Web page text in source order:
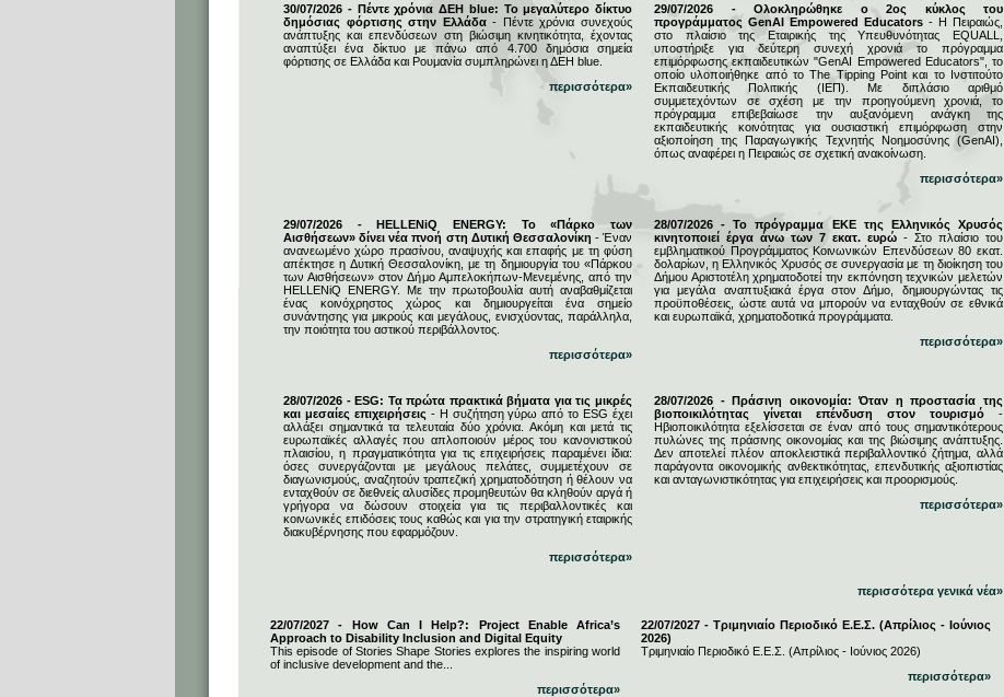
30/07/2026 - Πέντε χρόνια ΔΕΗ blue: Το μεγαλύτερο δίκτυο
δημόσιας φόρτισης στην Ελλάδα- Πέντε χρόνια συνεχούς
ανάπτυξης και επενδύσεων στη βιώσιμη κινητικότητα, έχοντας
αναπτύξει ένα δίκτυο με πάνω από 4.700 δημόσια σημεία
φόρτισης σε Ελλάδα και Ρουμανία συμπληρώνει η ΔΕΗ blue.
περισσότερα»
29/07/2026 - Ολοκληρώθηκε ο 2ος κύκλος του
προγράμματος GenAI Empowered Educators - Η Πειραιώς,
στο πλαίσιο της Εταιρικής της Υπευθυνότητας EQUALL,
υποστήριξε για δεύτερη συνεχή χρονιά το πρόγραμμα
επιμόρφωσης εκπαιδευτικών "GenAI Empowered Educators", το
οποίο υλοποιήθηκε από το The Tipping Point και το Ινστιτούτο
Εκπαιδευτικής Πολιτικής (ΙΕΠ). Με διπλάσιο αριθμό
συμμετεχόντων σε σχέση με την προηγούμενη χρονιά, το
πρόγραμμα επιβεβαίωσε την αυξανόμενη ανάγκη της
εκπαιδευτικής κοινότητας για ουσιαστική επιμόρφωση στην
αξιοποίηση της Παραγωγικής Τεχνητής Νοημοσύνης (GenAI),
όπως αναφέρει η Πειραιώς σε σχετική ανακοίνωση.
περισσότερα»
29/07/2026 - HELLENiQ ENERGY: Το «Πάρκο των
Αισθήσεων» δίνει νέα πνοή στη Δυτική Θεσσαλονίκη - Έναν
ανανεωμένο χώρο πρασίνου, αναψυχής και επαφής με τη φύση
απέκτησε η Δυτική Θεσσαλονίκη, με τη δημιουργία του «Πάρκου
των Αισθήσεων» στον Δήμο Αμπελοκήπων-Μενεμένης, από την
HELLENiQ ENERGY. Με την πρωτοβουλία αυτή αναβαθμίζεται
ένας κοινόχρηστος χώρος και δημιουργείται ένα σημείο
συνάντησης για μικρούς και μεγάλους, ενισχύοντας, παράλληλα,
την ποιότητα του αστικού περιβάλλοντος.
περισσότερα»
28/07/2026 - Το πρόγραμμα ΕΚΕ της Ελληνικός Χρυσός
κινητοποιεί έργα άνω των 7 εκατ. ευρώ - Στο πλαίσιο του
εμβληματικού Προγράμματος Κοινωνικών Επενδύσεων 80 εκατ.
δολαρίων, η Ελληνικός Χρυσός σε συνεργασία με τη διοίκηση του
Δήμου Αριστοτέλη χρηματοδοτεί την εκπόνηση τεχνικών μελετών
για μεγάλα αναπτυξιακά έργα στον Δήμο, δημιουργώντας τις
προϋποθέσεις, ώστε αυτά να μπορούν να ενταχθούν σε εθνικά
και ευρωπαϊκά, χρηματοδοτικά προγράμματα.
περισσότερα»
28/07/2026 - ESG: Τα πρώτα πρακτικά βήματα για τις μικρές
και μεσαίες επιχειρήσεις - Η συζήτηση γύρω από το ESG έχει
αλλάξει σημαντικά τα τελευταία δύο χρόνια. Ακόμη και μετά τις
ευρωπαϊκές αλλαγές που απλοποιούν μέρος του κανονιστικού
πλαισίου, η πραγματικότητα για τις επιχειρήσεις παραμένει ίδια:
όσες συνεργάζονται με μεγάλους πελάτες, συμμετέχουν σε
διαγωνισμούς, αναζητούν τραπεζική χρηματοδότηση ή θέλουν να
ενταχθούν σε διεθνείς αλυσίδες προμηθευτών θα κληθούν αργά ή
γρήγορα να δώσουν στοιχεία για τις περιβαλλοντικές και
κοινωνικές επιδόσεις τους καθώς και για την στρατηγική εταιρικής
διακυβέρνησης που εφαρμόζουν.
περισσότερα»
28/07/2026 - Πράσινη οικονομία: Όταν η προστασία της
βιοποικιλότητας γίνεται επένδυση στον τουρισμό -
Ηβιοποικιλότητα εξελίσσεται σε έναν από τους σημαντικότερους
πυλώνες της πράσινης οικονομίας και της βιώσιμης ανάπτυξης.
Δεν αποτελεί πλέον αποκλειστικά περιβαλλοντικό ζήτημα, αλλά
παράγοντα οικονομικής ανθεκτικότητας, επενδυτικής αξιοπιστίας
και ανταγωνιστικότητας για επιχειρήσεις και προορισμούς.
περισσότερα»
περισσότερα γενικά νέα»
22/07/2027 - How Can I Help?: Project Enable Africa’s
Approach to Disability Inclusion and Digital Equity
This episode of Stories Shape Stories explores the inspiring world
of inclusive development and the...
περισσότερα»
22/07/2027 - Τριμηνιαίο Περιοδικό Ε.Ε.Σ. (Απρίλιος - Ιούνιος
2026)
Τριμηνιαίο Περιοδικό Ε.Ε.Σ. (Απρίλιος - Ιούνιος 2026)
περισσότερα»